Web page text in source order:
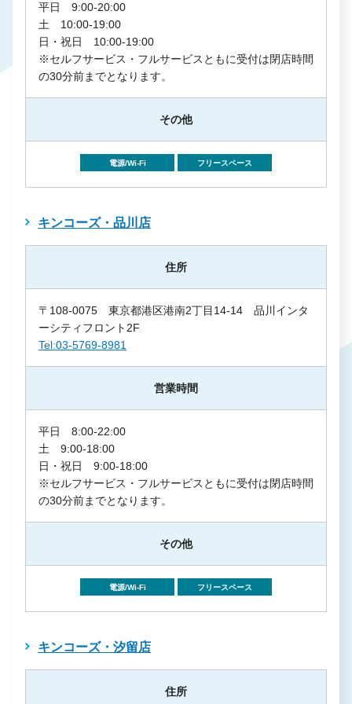
平日 9:00-20:00
土 10:00-19:00
日・祝日 10:00-19:00
※セルフサービス・フルサービスともに受付は閉店時間
の30分前までとなります。
その他
電源/Wi-Fi フリースペース
キンコーズ・品川店
住所
〒108-0075 東京都港区港南2丁目14-14 品川インタ
ーシティフロント2F
Tel:03-5769-8981
営業時間
平日 8:00-22:00
土 9:00-18:00
日・祝日 9:00-18:00
※セルフサービス・フルサービスともに受付は閉店時間
の30分前までとなります。
その他
電源/Wi-Fi フリースペース
キンコーズ・汐留店
住所